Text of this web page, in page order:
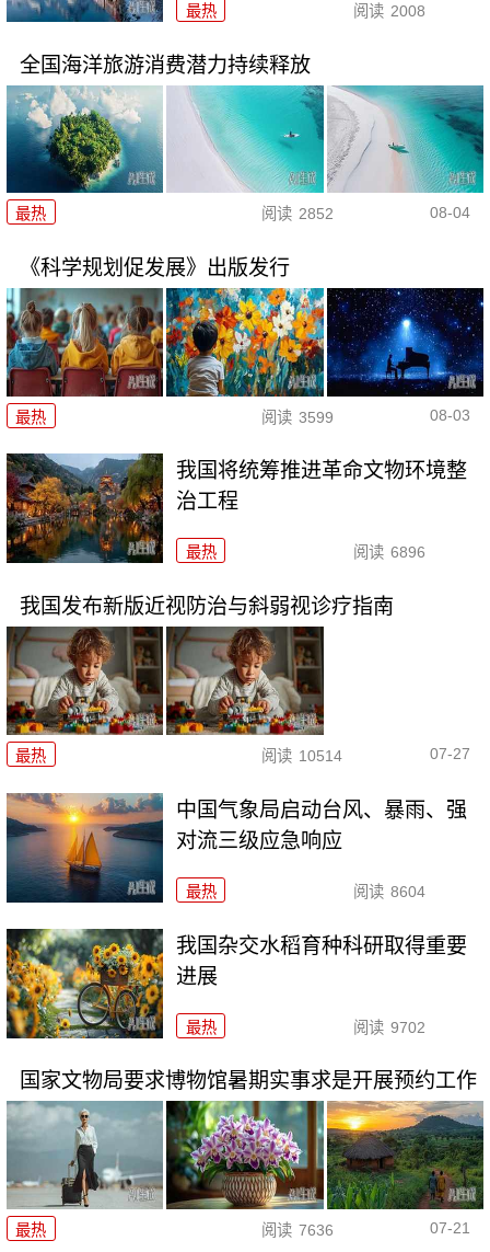
最热 阅读 2008
全国海洋旅游消费潜力持续释放
最热 阅读 2852 08-04
《科学规划促发展》出版发行
最热 阅读 3599 08-03
我国将统筹推进革命文物环境整
治工程
最热 阅读 6896
我国发布新版近视防治与斜弱视诊疗指南
最热 阅读 10514 07-27
中国气象局启动台风、暴雨、强
对流三级应急响应
最热 阅读 8604
我国杂交水稻育种科研取得重要
进展
最热 阅读 9702
国家文物局要求博物馆暑期实事求是开展预约工作
最热 阅读 7636 07-21